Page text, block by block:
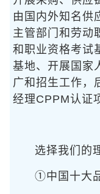
由国内外知名供
主管部门和劳动
和职业资格考试
基地、开展国家
广和招生工作，
经理CPPM认证
选择我们的
①中国十大